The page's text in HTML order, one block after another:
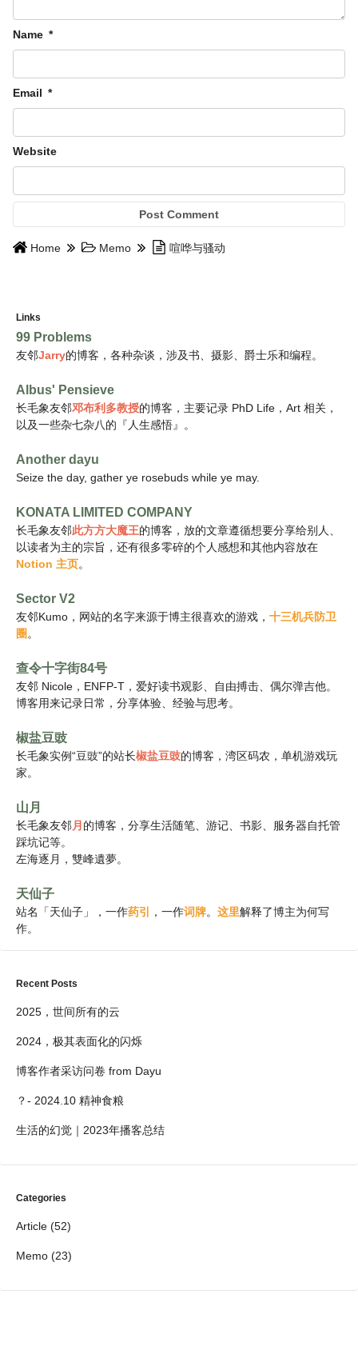
Name *
Email *
Website
Home Memo 喧哗与骚动
Links
99 Problems
友邻Jarry的博客，各种杂谈，涉及书、摄影、爵士乐和编程。
Albus' Pensieve
长毛象友邻邓布利多教授的博客，主要记录 PhD Life，Art 相关，
以及一些杂七杂八的『人生感悟』。
Another dayu
Seize the day, gather ye rosebuds while ye may.
KONATA LIMITED COMPANY
长毛象友邻此方方大魔王的博客，放的文章遵循想要分享给别人、
以读者为主的宗旨，还有很多零碎的个人感想和其他内容放在
Notion 主页。
Sector V2
友邻Kumo，网站的名字来源于博主很喜欢的游戏， 十三机兵防卫
圈 。
查令十字街84号
友邻 Nicole，ENFP-T，爱好读书观影、自由搏击、偶尔弹吉他。
博客用来记录日常，分享体验、经验与思考。
椒盐豆豉
长毛象实例“豆豉”的站长椒盐豆豉的博客，湾区码农，单机游戏玩
家。
山月
长毛象友邻月 的博客，分享生活随笔、游记、书影、服务器自托管
踩坑记等。
左海逐月，雙峰遺夢。
天仙子
站名「天仙子」，一作药引 ，一作词牌。 这里解释了博主为何写
作。
Recent Posts
2025，世间所有的云
2024，极其表面化的闪烁
博客作者采访问卷 from Dayu
？- 2024.10 精神食粮
生活的幻觉｜2023年播客总结
Categories
Article (52)
Memo (23)